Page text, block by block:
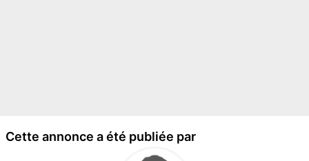
Cette annonce a été publiée par